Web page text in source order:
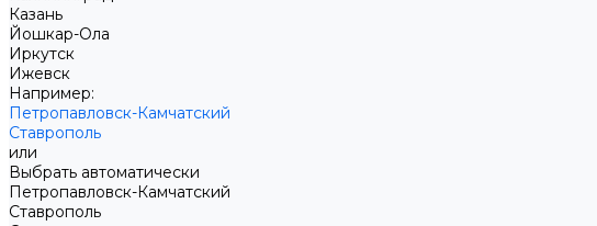
Казань
Йошкар-Ола
Иркутск
Ижевск
Например:
Петропавловск-Камчатский
Ставрополь
или
Выбрать автоматически
Петропавловск-Камчатский
Ставрополь